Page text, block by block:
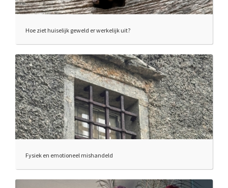
Hoe ziet huiselijk geweld er werkelijk uit?
Fysiek en emotioneel mishandeld